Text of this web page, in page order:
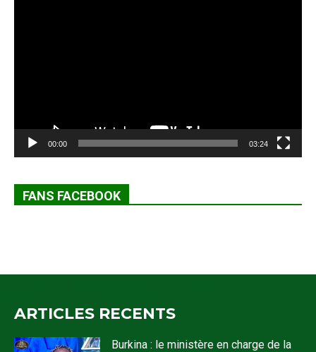
00:00 03:24
FANS FACEBOOK
ARTICLES RECENTS
Burkina : le ministère en charge de la